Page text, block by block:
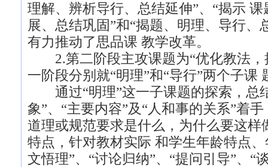
理解、辨析导行、总结延伸”、“揭示
展、总结巩固”和“揭题、明理、导行、
有力推动了思品课 教学改革。
2.第二阶段主攻课题为“优化教法，
一阶段分别就“明理”和“导行”两个子课
通过“明理”这一子课题的探索，总
象”、“主要内容”及“人和事的关系”着
道理或规范要求是什么，为什么要这样
特点，针对教材实际 和学生年龄特点
文悟理”、“讨论归纳”、“提问引导”、“